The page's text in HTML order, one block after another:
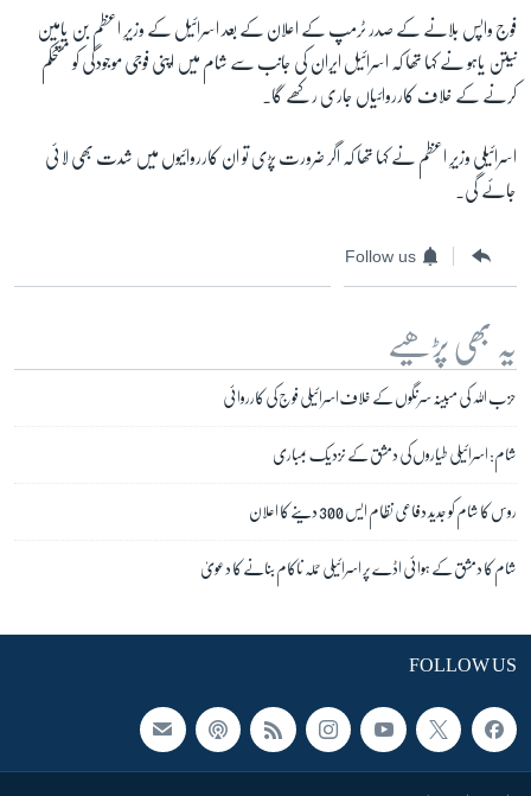
فوج واپس بلانے کے صدر ٹرمپ کے اعلان کے بعد اسرائیل کے وزیرِ اعظم بن یامین
نیتن یاہو نے کہا تھا کہ اسرائیل ایران کی جانب سے شام میں اپنی فوجی موجودگی کو مستحکم
کرنے کے خلاف کارروائیاں جاری رکھے گا۔
اسرائیلی وزیرِ اعظم نے کہا تھا کہ اگر ضرورت پڑی تو ان کارروائیوں میں شدت بھی لائی
جائے گی۔
Follow us
یہ بھی پڑھیے
حزب اللہ کی مبینہ سرنگوں کے خلاف اسرائیلی فوج کی کارروائی
شام: اسرائیلی طیاروں کی دمشق کے نزدیک بمباری
روس کا شام کو جدید دفاعی نظام ایس 300 دینے کا اعلان
شام کا دمشق کے ہوائی اڈے پر اسرائیلی حملہ ناکام بنانے کا دعویٰ
FOLLOW US